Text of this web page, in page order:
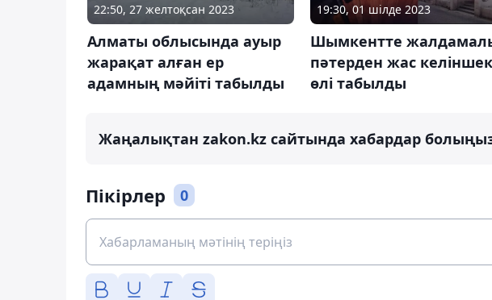
22:50, 27 желтоқсан 2023
Алматы облысында ауыр
жарақат алған ер
адамның мәйіті табылды
19:30, 01 шілде 2023
Шымкентте
пәтерден жас келіншек
өлі табылды
Жаңалықтан zakon.kz сайтында хабардар
Пікірлер 0